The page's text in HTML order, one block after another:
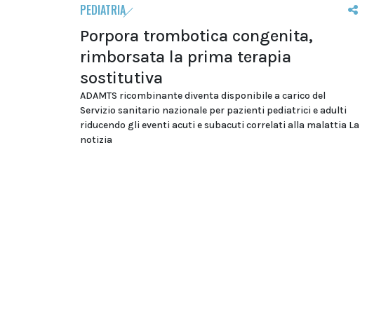
PEDIATRIA
Porpora trombotica congenita,
rimborsata la prima terapia
sostitutiva
ADAMTS ricombinante diventa disponibile a carico del
Servizio sanitario nazionale per pazienti pediatrici e adulti
riducendo gli eventi acuti e subacuti correlati alla malattia La
notizia